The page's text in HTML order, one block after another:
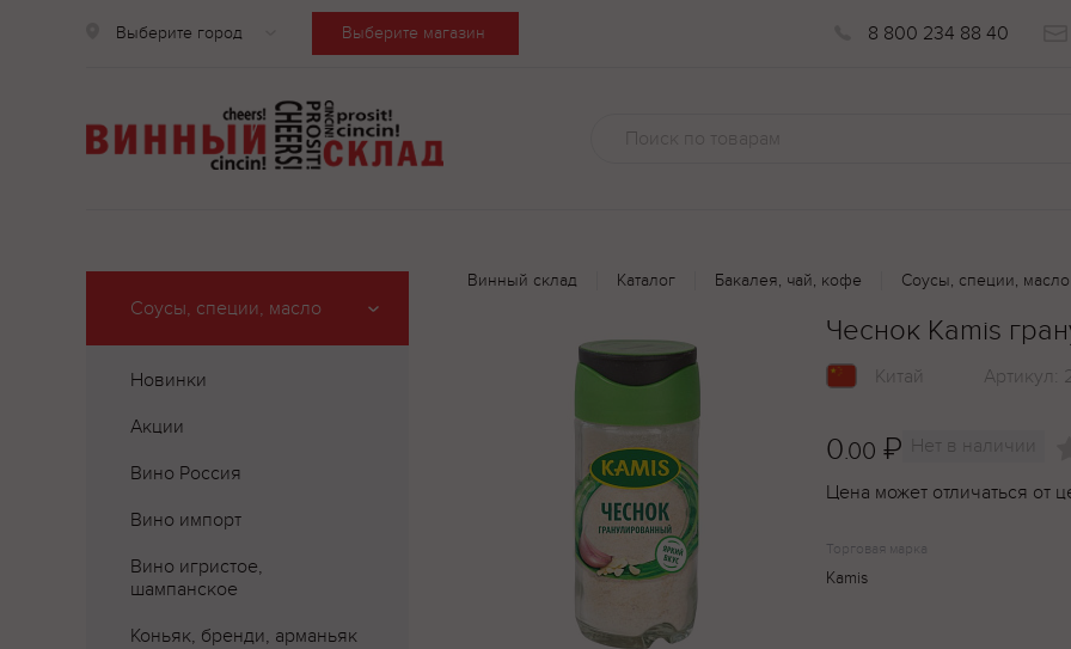
Выберите город Выберите магазин 8 800 234 88 40
Соусы, специи, масло
Новинки
Акции
Вино Россия
Вино импорт
Вино игристое,
шампанское
Коньяк, бренди, арманьяк
Винный склад Каталог Бакалея, чай, кофе Соусы, специи, масло
Чеснок Kamis
Китай Артикул:
0.00 ₽ Нет в наличии
Цена может отличаться от
Торговая марка
Kamis